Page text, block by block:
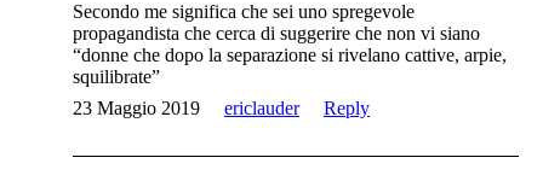
Secondo me significa che sei uno spregevole
propagandista che cerca di suggerire che non vi siano
“donne che dopo la separazione si rivelano cattive, arpie,
squilibrate”
23 Maggio 2019
ericlauder Reply